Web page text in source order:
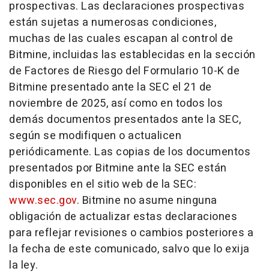
prospectivas. Las declaraciones prospectivas
están sujetas a numerosas condiciones,
muchas de las cuales escapan al control de
Bitmine, incluidas las establecidas en la sección
de Factores de Riesgo del Formulario 10-K de
Bitmine presentado ante la SEC el 21 de
noviembre de 2025, así como en todos los
demás documentos presentados ante la SEC,
según se modifiquen o actualicen
periódicamente. Las copias de los documentos
presentados por Bitmine ante la SEC están
disponibles en el sitio web de la SEC:
www.sec.gov. Bitmine no asume ninguna
obligación de actualizar estas declaraciones
para reflejar revisiones o cambios posteriores a
la fecha de este comunicado, salvo que lo exija
la ley.